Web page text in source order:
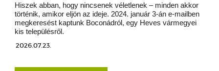
Hiszek abban, hogy nincsenek véletlenek – minden akkor
történik, amikor eljön az ideje. 2024. január 3-án e-mailben
megkeresést kaptunk Boconádról, egy Heves vármegyei
kis településről.
2026.07.23.